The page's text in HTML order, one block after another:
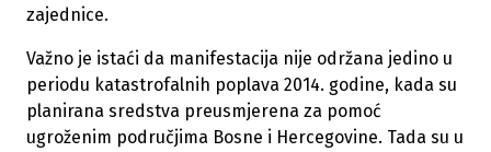
zajednice.
Važno je istaći da manifestacija nije održana jedino u
periodu katastrofalnih poplava 2014. godine, kada su
planirana sredstva preusmjerena za pomoć
ugroženim područjima Bosne i Hercegovine. Tada su u